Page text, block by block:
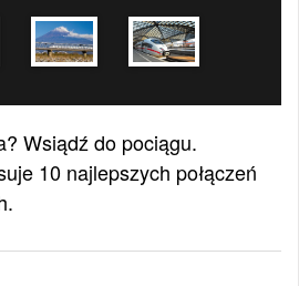
Wsiądź do pociągu.
10 najlepszych połączeń